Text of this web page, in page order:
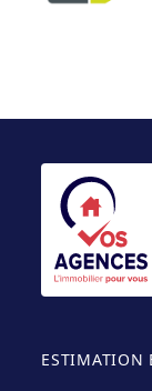
ESTIMATION